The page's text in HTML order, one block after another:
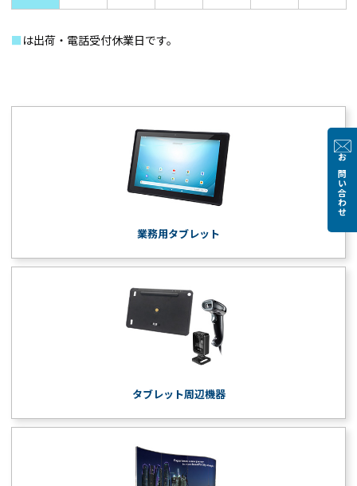
お問い合わせ
■ は出荷・電話受付休業日です。
業務用タブレット
タブレット周辺機器